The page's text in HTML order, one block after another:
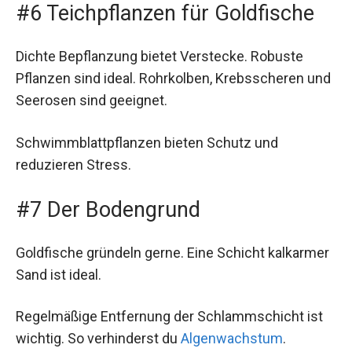
#6 Teichpflanzen für Goldfische
Dichte Bepflanzung bietet Verstecke. Robuste
Pflanzen sind ideal. Rohrkolben, Krebsscheren und
Seerosen sind geeignet.
Schwimmblattpflanzen bieten Schutz und
reduzieren Stress.
#7 Der Bodengrund
Goldfische gründeln gerne. Eine Schicht kalkarmer
Sand ist ideal.
Regelmäßige Entfernung der Schlammschicht ist
wichtig. So verhinderst du Algenwachstum.